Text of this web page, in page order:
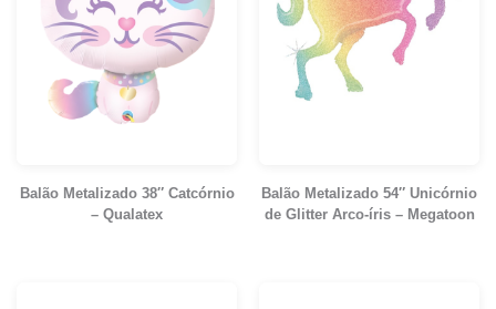
Balão Metalizado 38″ Catcórnio
– Qualatex
Balão Metalizado 54″ Unicórnio
de Glitter Arco-íris – Megatoon